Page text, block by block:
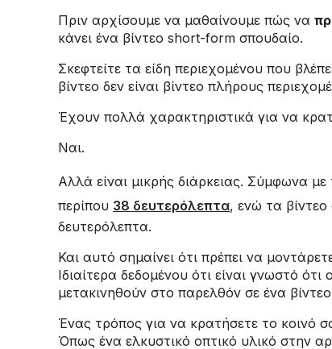
Πριν αρχίσουμε να μαθαίνουμε πώς να
κάνει ένα βίντεο short-form σπουδαίο.
Σκεφτείτε τα είδη περιεχομένου που
βίντεο δεν είναι βίντεο πλήρους
Έχουν πολλά χαρακτηριστικά για να
Ναι.
Αλλά είναι μικρής διάρκειας. Σύμφωνα
περίπου 38 δευτερόλεπτα, ενώ τα
δευτερόλεπτα.
Και αυτό σημαίνει ότι πρέπει να
Ιδιαίτερα δεδομένου ότι είναι γνωστό
μετακινηθούν στο παρελθόν σε ένα
Ένας τρόπος για να κρατήσετε το κοινό
Όπως ένα ελκυστικό οπτικό υλικό στην